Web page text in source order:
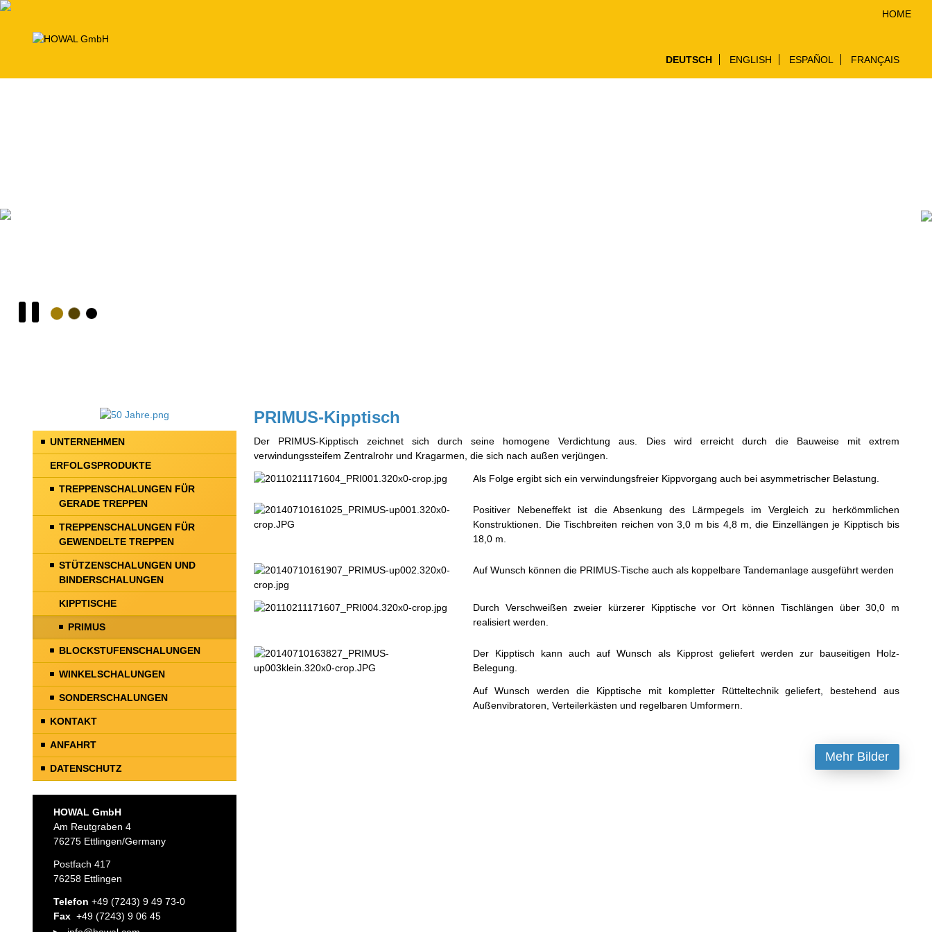
HOME
DEUTSCH ENGLISH ESPAÑOL FRANÇAIS
UNTERNEHMEN
ERFOLGSPRODUKTE
TREPPENSCHALUNGEN FÜR
GERADE TREPPEN
TREPPENSCHALUNGEN FÜR
GEWENDELTE TREPPEN
STÜTZENSCHALUNGEN UND
BINDERSCHALUNGEN
KIPPTISCHE
PRIMUS
BLOCKSTUFENSCHALUNGEN
WINKELSCHALUNGEN
SONDERSCHALUNGEN
KONTAKT
ANFAHRT
DATENSCHUTZ
HOWAL GmbH
Am Reutgraben 4
76275 Ettlingen/Germany
Postfach 417
76258 Ettlingen
Telefon +49 (7243) 9 49 73-0
Fax+49 (7243) 9 06 45
PRIMUS-Kipptisch
Der PRIMUS-Kipptisch zeichnet sich durch seine homogene Verdichtung aus. Dies wird erreicht durch die Bauweise mit extrem
verwindungssteifem Zentralrohr und Kragarmen, die sich nach außen verjüngen.
Als Folge ergibt sich ein verwindungsfreier Kippvorgang auch bei asymmetrischer Belastung.
Positiver Nebeneffekt ist die Absenkung des Lärmpegels im Vergleich zu herkömmlichen
Konstruktionen. Die Tischbreiten reichen von 3,0 m bis 4,8 m, die Einzellängen je Kipptisch bis
18,0 m.
Auf Wunsch können die PRIMUS-Tische auch als koppelbare Tandemanlage ausgeführt werden
Durch Verschweißen zweier kürzerer Kipptische vor Ort können Tischlängen über 30,0 m
realisiert werden.
Der Kipptisch kann auch auf Wunsch als Kipprost geliefert werden zur bauseitigen Holz-
Belegung.
Auf Wunsch werden die Kipptische mit kompletter Rütteltechnik geliefert, bestehend aus
Außenvibratoren, Verteilerkästen und regelbaren Umformern.
Mehr Bilder